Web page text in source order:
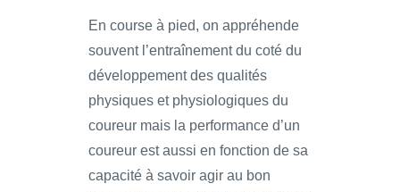
En course à pied, on appréhende
souvent l’entraînement du coté du
développement des qualités
physiques et physiologiques du
coureur mais la performance d’un
coureur est aussi en fonction de sa
capacité à savoir agir au bon